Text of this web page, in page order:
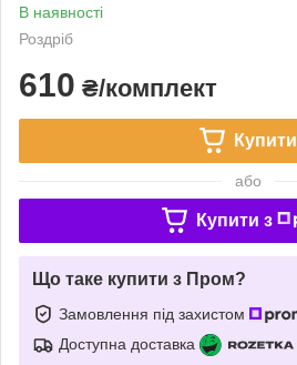
В наявності
Роздріб
610 ₴/комплект
Купити
або
Купити з
Що таке купити з Пром?
Замовлення під захистом
Доступна доставка